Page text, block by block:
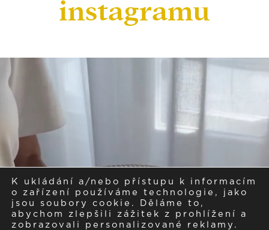
instagramu
K ukládání a/nebo přístupu k informacím
o zařízení používáme technologie, jako
jsou soubory cookie. Děláme to,
abychom zlepšili zážitek z prohlížení a
zobrazovali personalizované reklamy.